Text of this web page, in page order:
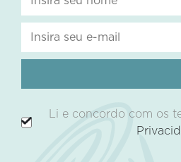
Li e concordo com os